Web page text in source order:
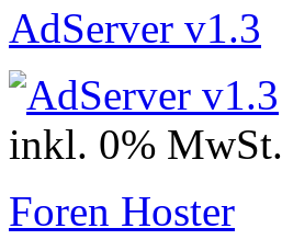
AdServer v1.3
inkl. 0% MwSt.
Foren Hoster